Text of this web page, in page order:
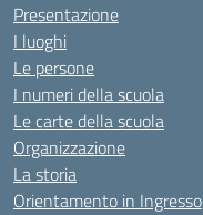
Presentazione
I luoghi
Le persone
I numeri della scuola
Le carte della scuola
Organizzazione
La storia
Orientamento in Ingresso